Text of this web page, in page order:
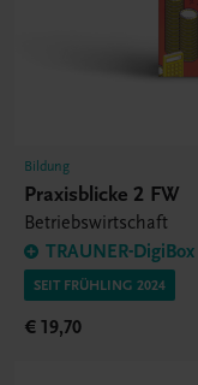
Bildung
Praxisblicke 2 FW
Betriebswirtschaft
TRAUNER-DigiBox
SEIT FRÜHLING 2024
€ 19,70